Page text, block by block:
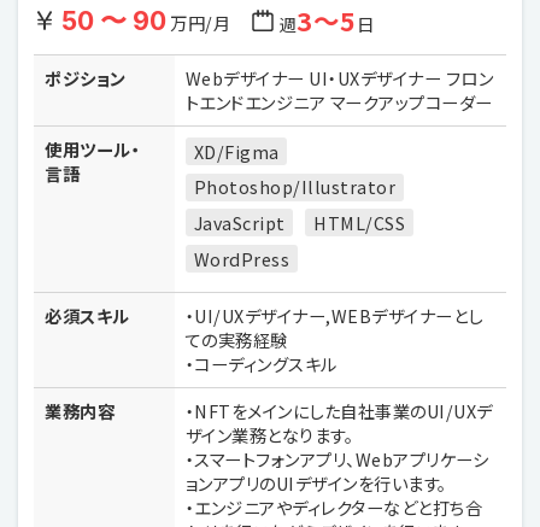
50 〜 90万円/月 週3〜5日
ポジション
Webデザイナー UI・UXデザイナー フロン
トエンドエンジニア マークアップコーダー
使用ツール・
言語
XD/Figma
Photoshop/Illustrator
JavaScript
HTML/CSS
WordPress
必須スキル
・UI/UXデザイナー,WEBデザイナーとし
ての実務経験
・コーディングスキル
業務内容
・NFTをメインにした自社事業のUI/UXデ
ザイン業務となります。
・スマートフォンアプリ、Webアプリケーシ
ョンアプリのUIデザインを行います。
・エンジニアやディレクターなどと打ち合